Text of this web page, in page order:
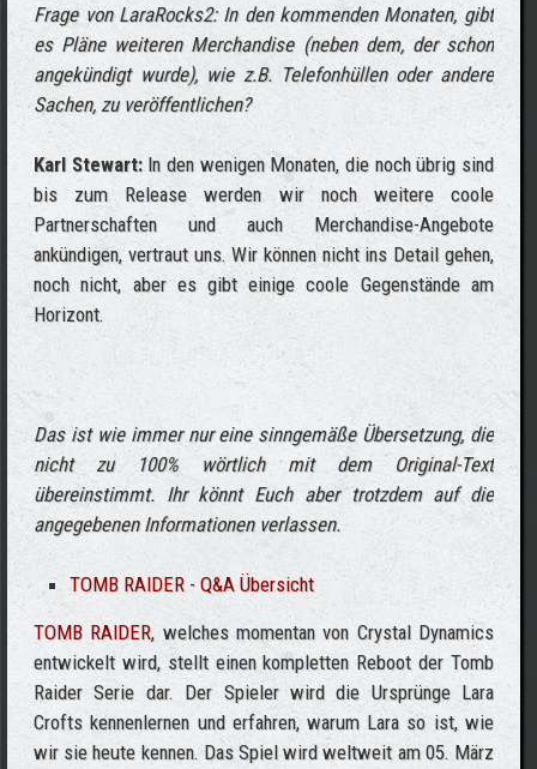
Frage von LaraRocks2: In den kommenden Monaten, gibt
es Pläne weiteren Merchandise (neben dem, der schon
angekündigt wurde), wie z.B. Telefonhüllen oder andere
Sachen, zu veröffentlichen?
Karl Stewart:In den wenigen Monaten, die noch übrig sind
bis zum Release werden wir noch weitere coole
Partnerschaften und auch Merchandise-Angebote
ankündigen, vertraut uns. Wir können nicht ins Detail gehen,
noch nicht, aber es gibt einige coole Gegenstände am
Horizont.
Das ist wie immer nur eine sinngemäße Übersetzung, die
nicht zu 100% wörtlich mit dem Original-Text
übereinstimmt. Ihr könnt Euch aber trotzdem auf die
angegebenen Informationen verlassen.
TOMB RAIDER - Q&A Übersicht
TOMB RAIDER, welches momentan von Crystal Dynamics
entwickelt wird, stellt einen kompletten Reboot der Tomb
Raider Serie dar. Der Spieler wird die Ursprünge Lara
Crofts kennenlernen und erfahren, warum Lara so ist, wie
wir sie heute kennen. Das Spiel wird weltweit am 05. März